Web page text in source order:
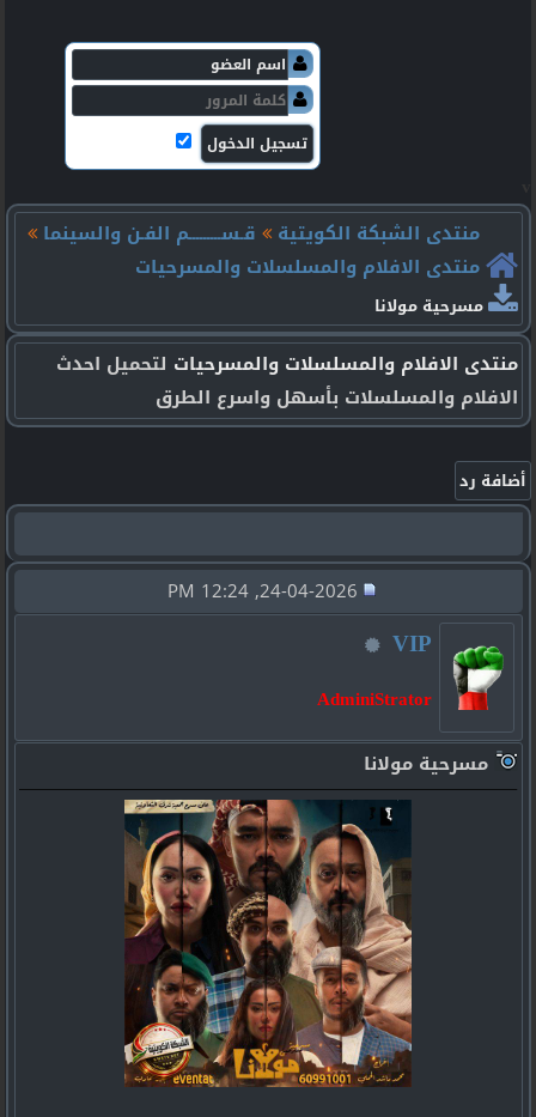
منتدى الشبكة الكويتية
قـســـــــــم الفـن والسينما
منتدى الافلام والمسلسلات والمسرحيات
مسرحية مولانا
منتدى الافلام والمسلسلات والمسرحيات لتحميل احدث
الافلام والمسلسلات بأسهل واسرع الطرق
VIP
AdminiStrator
مسرحية مولانا